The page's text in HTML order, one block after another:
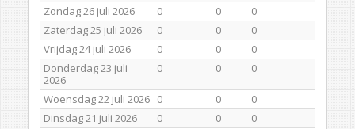
Zondag 26 juli 2026
0 0
0
Zaterdag 25 juli 2026
0 0
0
Vrijdag 24 juli 2026
0 0
0
Donderdag 23 juli
2026
0 0 0
Woensdag 22 juli 2026 0 0
0
Dinsdag 21 juli 2026
0 0
0